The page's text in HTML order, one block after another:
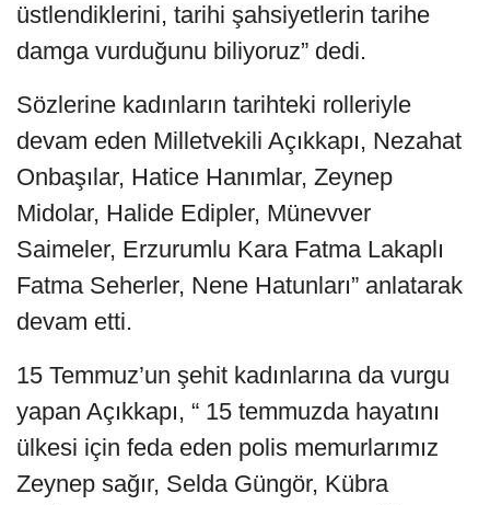
üstlendiklerini, tarihi şahsiyetlerin tarihe
damga vurduğunu biliyoruz” dedi.
Sözlerine kadınların tarihteki rolleriyle
devam eden Milletvekili Açıkkapı, Nezahat
Onbaşılar, Hatice Hanımlar, Zeynep
Midolar, Halide Edipler, Münevver
Saimeler, Erzurumlu Kara Fatma Lakaplı
Fatma Seherler, Nene Hatunları” anlatarak
devam etti.
15 Temmuz’un şehit kadınlarına da vurgu
yapan Açıkkapı, “ 15 temmuzda hayatını
ülkesi için feda eden polis memurlarımız
Zeynep sağır, Selda Güngör, Kübra